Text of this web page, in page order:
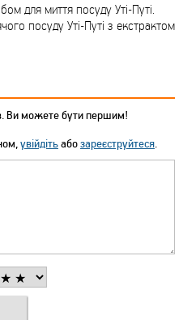
для миття посуду Уті-Путі.
посуду Уті-Путі з екстрактом
Ви можете бути першим!
увійдітьабозареєструйтеся.